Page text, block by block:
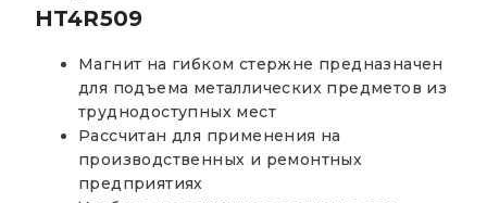
HT4R509
Магнит на гибком стержне предназначен
для подъема металлических предметов из
труднодоступных мест
Рассчитан для применения на
производственных и ремонтных
предприятиях